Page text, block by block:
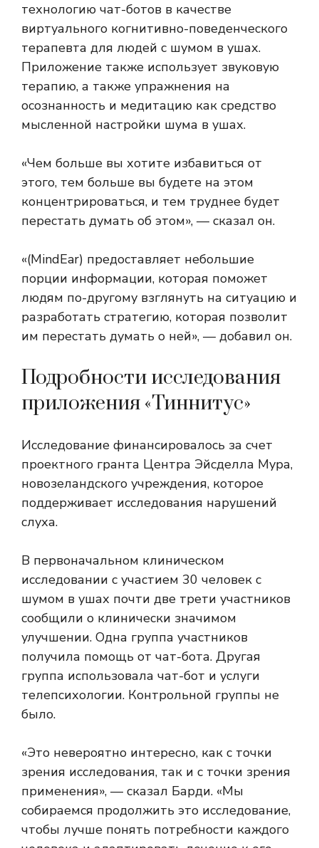
технологию чат-ботов в качестве
виртуального когнитивно-поведенческого
терапевта для людей с шумом в ушах.
Приложение также использует звуковую
терапию, а также упражнения на
осознанность и медитацию как средство
мысленной настройки шума в ушах.
«Чем больше вы хотите избавиться от
этого, тем больше вы будете на этом
концентрироваться, и тем труднее будет
перестать думать об этом», — сказал он.
«(MindEar) предоставляет небольшие
порции информации, которая поможет
людям по-другому взглянуть на ситуацию и
разработать стратегию, которая позволит
им перестать думать о ней», — добавил он.
Подробности исследования
приложения «Тиннитус»
Исследование финансировалось за счет
проектного гранта Центра Эйсделла Мура,
новозеландского учреждения, которое
поддерживает исследования нарушений
слуха.
В первоначальном клиническом
исследовании с участием 30 человек с
шумом в ушах почти две трети участников
сообщили о клинически значимом
улучшении. Одна группа участников
получила помощь от чат-бота. Другая
группа использовала чат-бот и услуги
телепсихологии. Контрольной группы не
было.
«Это невероятно интересно, как с точки
зрения исследования, так и с точки зрения
применения», — сказал Барди. «Мы
собираемся продолжить это исследование,
чтобы лучше понять потребности каждого